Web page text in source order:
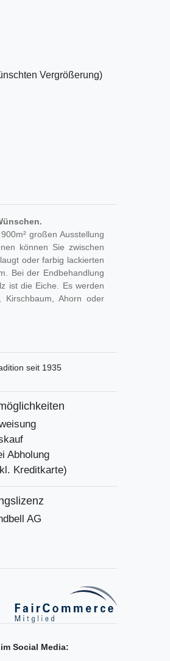
Vergrößerung)
großen Ausstellung
können Sie zwischen
oder farbig lackierten
Bei der Endbehandlung
ist die Eiche. Es werden
Ahorn oder
seit 1935
Abholung
Kreditkarte)
AG
Social Media: